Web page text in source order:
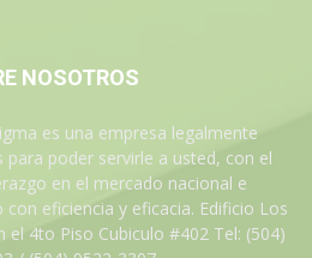
NOSOTROS
es una empresa legalmente
poder servirle a usted, con el
en el mercado nacional e
eficiencia y eficacia. Edificio Los
el 4to Piso Cubiculo #402 Tel: (504)